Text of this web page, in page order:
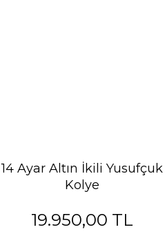
14 Ayar Altın İkili Yusufçuk
Kolye
19.950,00 TL